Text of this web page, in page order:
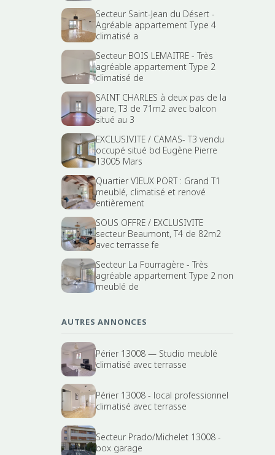
Secteur Saint-Jean du Désert -
Agréable appartement Type 4
climatisé a
Secteur BOIS LEMAITRE - Très
agréable appartement Type 2
climatisé de
SAINT CHARLES à deux pas de la
gare, T3 de 71m2 avec balcon
situé au 3
EXCLUSIVITE / CAMAS- T3 vendu
occupé situé bd Eugène Pierre
13005 Mars
Quartier VIEUX PORT : Grand T1
meublé, climatisé et renové
entièrement
SOUS OFFRE / EXCLUSIVITE
secteur Beaumont, T4 de 82m2
avec terrasse fe
Secteur La Fourragère - Très
agréable appartement Type 2 non
meublé de
AUTRES ANNONCES
Périer 13008 — Studio meublé
climatisé avec terrasse
Périer 13008 - local professionnel
climatisé avec terrasse
Secteur Prado/Michelet 13008 -
box garage